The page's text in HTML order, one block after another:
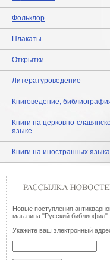
Фольклор
Плакаты
Открытки
Литературоведение
Книговедение,
Книги на церковно-
языке
Книги на иностранных
Новые поступления
магазина "Русский библиофил"
Укажите ваш электронный